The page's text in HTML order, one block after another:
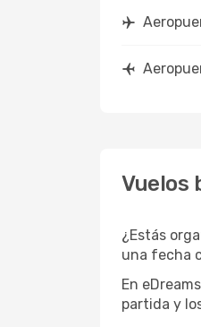
Vuelos
¿Estás
una fecha
En
partida y